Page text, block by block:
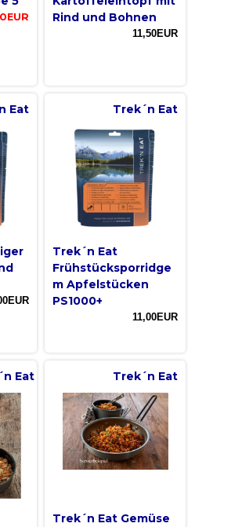
Rind und Bohnen
11,50EUR
Eat Trek´n Eat
Trek´n Eat
Frühstücksporridge
m Apfelstücken
PS1000+
11,00EUR
Eat Trek´n Eat
Trek´n Eat Gemüse